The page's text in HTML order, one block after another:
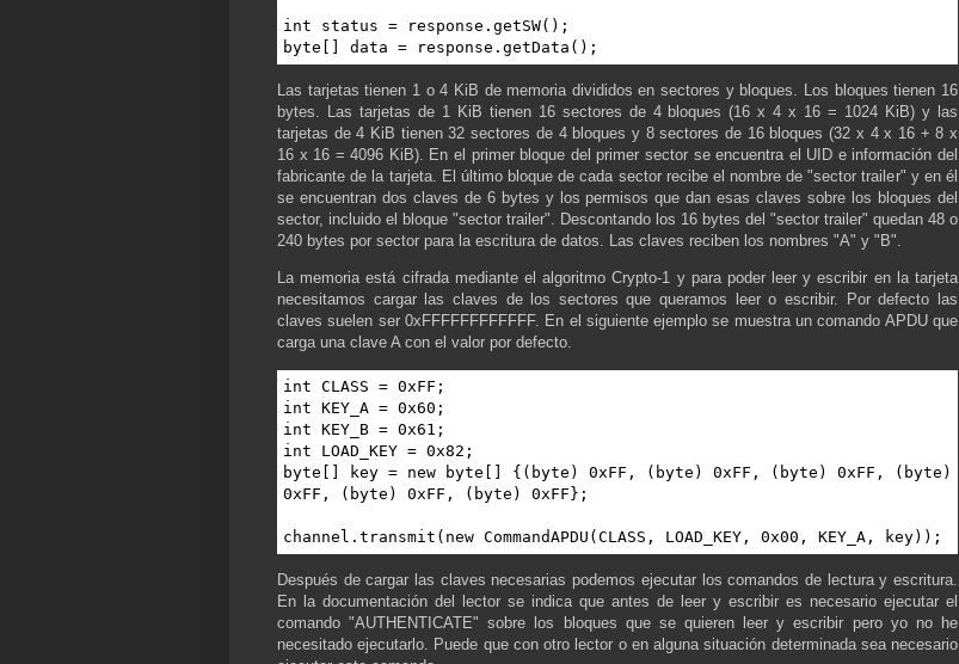
int status = response.getSW();
byte[] data = response.getData();
Las tarjetas tienen 1 o 4 KiB de memoria divididos en sectores y bloques. Los bloques tienen 16
bytes. Las tarjetas de 1 KiB tienen 16 sectores de 4 bloques (16 x 4 x 16 = 1024 KiB) y las
tarjetas de 4 KiB tienen 32 sectores de 4 bloques y 8 sectores de 16 bloques (32 x 4 x 16 + 8 x
16 x 16 = 4096 KiB). En el primer bloque del primer sector se encuentra el UID e información del
fabricante de la tarjeta. El último bloque de cada sector recibe el nombre de "sector trailer" y en él
se encuentran dos claves de 6 bytes y los permisos que dan esas claves sobre los bloques del
sector, incluido el bloque "sector trailer". Descontando los 16 bytes del "sector trailer" quedan 48 o
240 bytes por sector para la escritura de datos. Las claves reciben los nombres "A" y "B".
La memoria está cifrada mediante el algoritmo Crypto-1 y para poder leer y escribir en la tarjeta
necesitamos cargar las claves de los sectores que queramos leer o escribir. Por defecto las
claves suelen ser 0xFFFFFFFFFFFF. En el siguiente ejemplo se muestra un comando APDU que
carga una clave A con el valor por defecto.
int CLASS = 0xFF;
int KEY_A = 0x60;
int KEY_B = 0x61;
int LOAD_KEY = 0x82;
byte[] key = new byte[] {(byte) 0xFF, (byte) 0xFF, (byte) 0xFF, (byte)
0xFF, (byte) 0xFF, (byte) 0xFF};
channel.transmit(new CommandAPDU(CLASS, LOAD_KEY, 0x00, KEY_A, key));
Después de cargar las claves necesarias podemos ejecutar los comandos de lectura y escritura.
En la documentación del lector se indica que antes de leer y escribir es necesario ejecutar el
comando "AUTHENTICATE" sobre los bloques que se quieren leer y escribir pero yo no he
necesitado ejecutarlo. Puede que con otro lector o en alguna situación determinada sea necesario